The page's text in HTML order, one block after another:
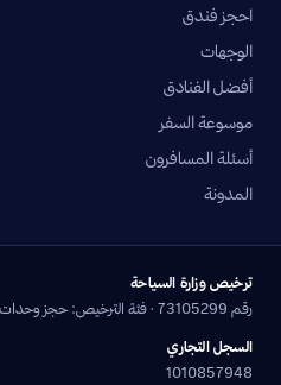
احجز فندق
الوجهات
أفضل الفنادق
موسوعة السفر
أسئلة المسافرون
المدونة
ترخيص وزارة السياحة
رقم 73105299 · فئة الترخيص: حجز وحدات الضيافة وتنظيم الرحلات السياحية
السجل التجاري
1010857948